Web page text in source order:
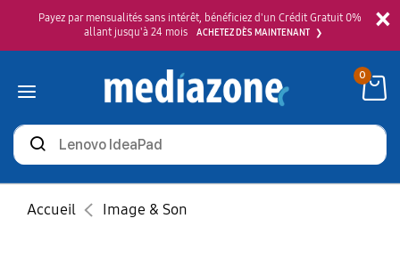
×
Payez par mensualités sans intérêt, bénéficiez d'un Crédit Gratuit 0%
allant jusqu'à 24 mois
ACHETEZ DÈS MAINTENANT
Rechercher
des
produits
0
Accueil Image & Son